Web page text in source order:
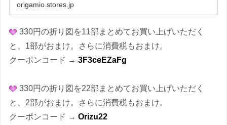
origamio.stores.jp
330円の折り図を11部まとめてお買い上げいただく
と、1部がおまけ。さらに消費税もおまけ。
クーポンコード →3F3ceEZaFg
330円の折り図を22部まとめてお買い上げいただく
と、2部がおまけ。さらに消費税もおまけ。
クーポンコード →Orizu22